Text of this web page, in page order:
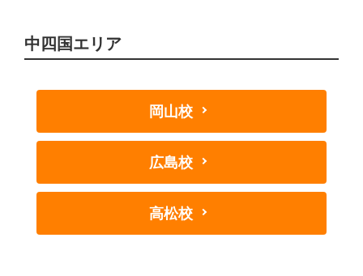
中四国エリア
岡山校
広島校
高松校